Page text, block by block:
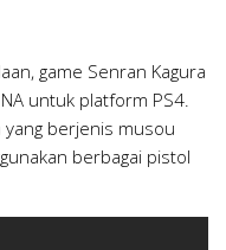
game Senran Kagura
untuk platform PS4.
berjenis musou
berbagai pistol